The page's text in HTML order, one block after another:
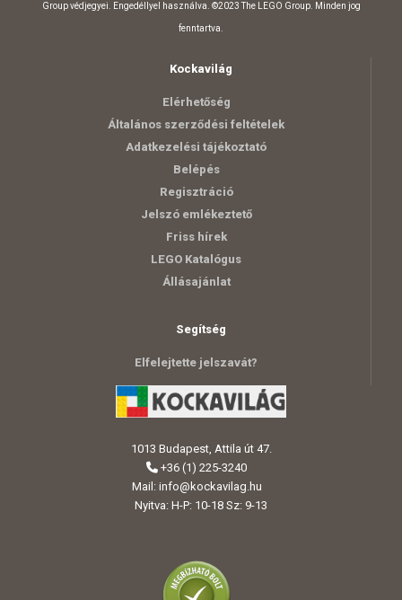
Group védjegyei. Engedéllyel használva. ©2023 The LEGO Group. Minden jog
fenntartva.
Kockavilág
Elérhetőség
Általános szerződési feltételek
Adatkezelési tájékoztató
Belépés
Regisztráció
Jelszó emlékeztető
Friss hírek
LEGO Katalógus
Állásajánlat
Segítség
Elfelejtette jelszavát?
1013 Budapest, Attila út 47.
+36 (1) 225-3240
Mail: info@kockavilag.hu
Nyitva: H-P: 10-18 Sz: 9-13